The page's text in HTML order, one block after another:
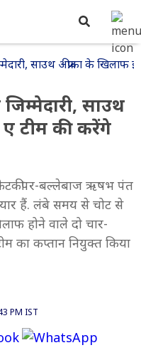
साउथ अफ्रीका के खिलाफ
साउथ
ए टीम की करेंगे
बल्लेबाज ऋषभ पंत
हैं. लंबे समय से चोट से
होने वाले दो चार-
का कप्तान नियुक्त किया
PM IST